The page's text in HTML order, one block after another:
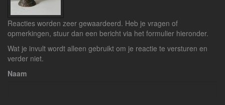
Reacties worden zeer gewaardeerd. Heb je vragen of
opmerkingen, stuur dan een bericht via het formulier hieronder.
Wat je invult wordt alleen gebruikt om je reactie te versturen en
verder niet.
Naam